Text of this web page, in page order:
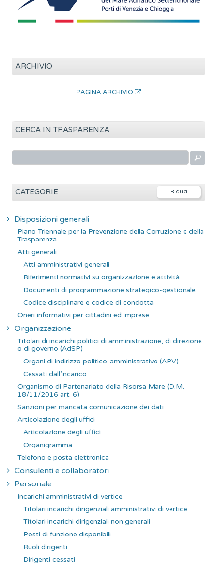
ARCHIVIO
PAGINA ARCHIVIO
CERCA IN TRASPARENZA
r
CATEGORIE
Disposizioni generali
Piano Triennale per la Prevenzione della Corruzione e della
Trasparenza
Atti generali
Atti amministrativi generali
Riferimenti normativi su organizzazione e attività
Documenti di programmazione strategico-gestionale
Codice disciplinare e codice di condotta
Oneri informativi per cittadini ed imprese
Organizzazione
Titolari di incarichi politici di amministrazione, di direzione
o di governo (AdSP)
Organi di indirizzo politico-amministrativo (APV)
Cessati dall’incarico
Organismo di Partenariato della Risorsa Mare (D.M.
18/11/2016 art. 6)
Sanzioni per mancata comunicazione dei dati
Articolazione degli uffici
Articolazione degli uffici
Organigramma
Telefono e posta elettronica
Consulenti e collaboratori
Personale
Incarichi amministrativi di vertice
Titolari incarichi dirigenziali amministrativi di vertice
Titolari incarichi dirigenziali non generali
Posti di funzione disponibili
Ruoli dirigenti
Dirigenti cessati